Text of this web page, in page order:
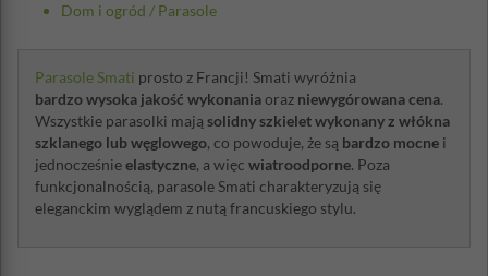
Dom i ogród / Parasole
Parasole Smati prosto z Francji! Smati wyróżnia
bardzo wysoka jakość wykonaniaoraz niewygórowana cena.
Wszystkie parasolki mają solidny szkielet wykonany z włókna
szklanego lub węglowego, co powoduje, że są bardzo mocne i
jednocześnieelastyczne, a więc wiatroodporne. Poza
funkcjonalnością, parasole Smati charakteryzują się
eleganckim wyglądem z nutą francuskiego stylu.